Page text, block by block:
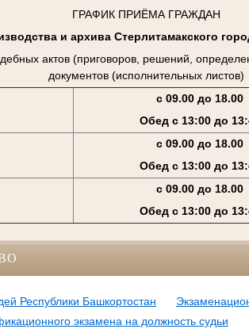
ГРАФИК ПРИЁМА ГРАЖДАН
и архива Стерлитамакского
актов (приговоров, решений,
документов (исполнительных листов)
с 09.00 до 18.00
Обед с 13:00 до
с 09.00 до 18.00
Обед с 13:00 до
с 09.00 до 18.00
Обед с 13:00 до
Республики Башкортостан
экзамена на должность судьи